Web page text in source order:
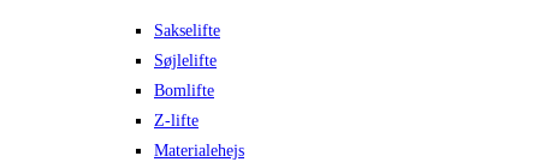
Sakselifte
Søjlelifte
Bomlifte
Z-lifte
Materialehejs